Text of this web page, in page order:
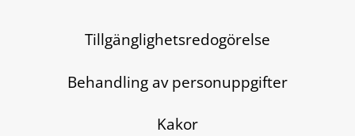
Tillgänglighetsredogörelse
Behandling av personuppgifter
Kakor